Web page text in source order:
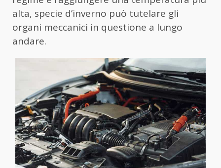
alta, specie d’inverno può tutelare gli
organi meccanici in questione a lungo
andare.